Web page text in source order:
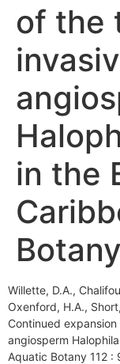
of the
in the
Willette, D.A.,
Oxenford, H.A.,
Continued
angiosperm
Aquatic Botany 112 :